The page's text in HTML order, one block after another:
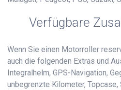
Verfügbare
Wenn Sie einen Motorroller
auch die folgenden Extras und
Integralhelm, GPS-Navigation,
unbegrenzte Kilometer,